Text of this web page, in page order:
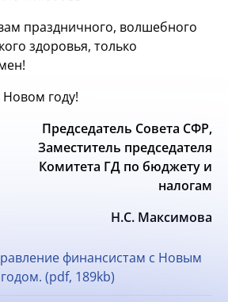
праздничного, волшебного
здоровья, только
Новом году!
Председатель Совета СФР,
Заместитель председателя
Комитета ГД по бюджету и
налогам
Н.С. Максимова
финансистам с Новым
(pdf, 189kb)